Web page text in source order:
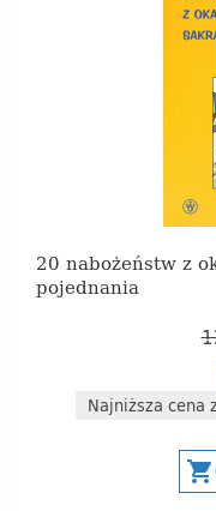
20 nabożeństw z
pojednania
Najniższa cena
shopping_cart